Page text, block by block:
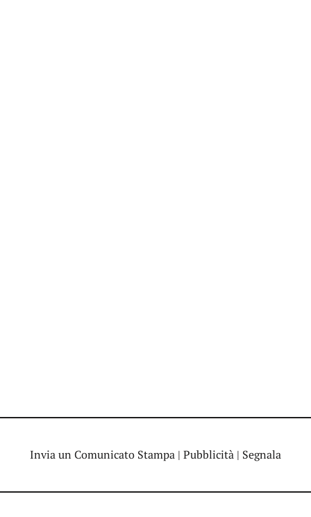
Invia un Comunicato Stampa | Pubblicità | Segnala